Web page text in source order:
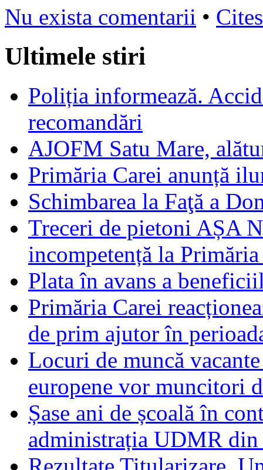
Nu exista comentarii •
Ultimele stiri
Poliția informează.
recomandări
AJOFM Satu Mare,
Primăria Carei anunță
Schimbarea la Faţă a
Treceri de pietoni AȘA
incompetență la
Plata în avans a
Primăria Carei
de prim ajutor în
Locuri de muncă
europene vor muncitori
Șase ani de școală în
administrația UDMR din